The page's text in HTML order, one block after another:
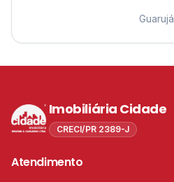
Guarujá
Imobiliária Cidade
CRECI/PR 2389-J
Atendimento